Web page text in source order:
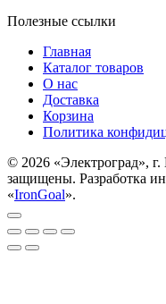
Полезные ссылки
Главная
Каталог товаров
О нас
Доставка
Корзина
Политика
© 2026 «Электроград»,
защищены. Разработка
«IronGoal».